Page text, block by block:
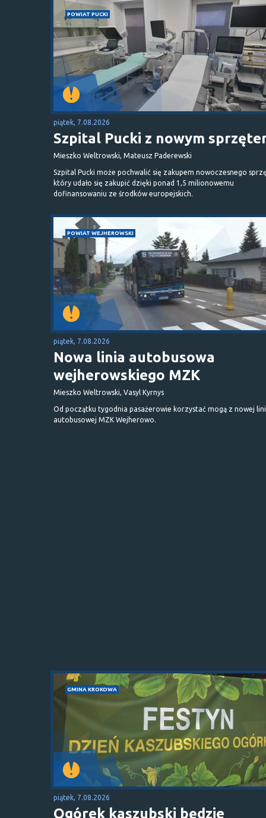
POWIAT PUCKI
piątek, 7.08.2026
Szpital Pucki z nowym
Mieszko Weltrowski, Mateusz Paderewski
Szpital Pucki może pochwalić się zakupem nowoczesnego
który udało się zakupić dzięki ponad 1,5 milionowemu
dofinansowaniu ze środków europejskich.
POWIAT WEJHEROWSKI
piątek, 7.08.2026
Nowa linia autobusowa
wejherowskiego MZK
Mieszko Weltrowski, Vasyl Kyrnys
Od początku tygodnia pasażerowie korzystać mogą z nowej
autobusowej MZK Wejherowo.
GMINA KROKOWA
piątek, 7.08.2026
Ogórek kaszubski będzie